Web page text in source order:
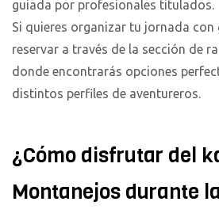
guiada por profesionales titulados.
Si quieres organizar tu jornada con
reservar a través de la sección de
donde encontrarás opciones
distintos perfiles de aventureros.
¿Cómo disfrutar del
Montanejos durante